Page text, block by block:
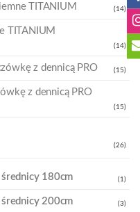
TITANIUM (14)
TITANIUM
(14)
z dennicą PRO (15)
z dennicą PRO
(15)
(26)
180cm (1)
200cm (3)